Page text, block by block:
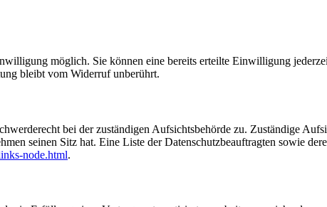
möglich. Sie können eine bereits erteilte Einwilligung
bleibt vom Widerruf unberührt.
bei der zuständigen Aufsichtsbehörde zu. Zuständige
seinen Sitz hat. Eine Liste der Datenschutzbeauftragten sowie
node.html.